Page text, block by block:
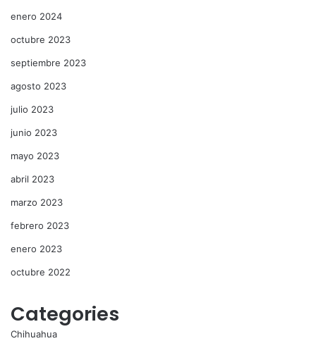
enero 2024
octubre 2023
septiembre 2023
agosto 2023
julio 2023
junio 2023
mayo 2023
abril 2023
marzo 2023
febrero 2023
enero 2023
octubre 2022
Categories
Chihuahua